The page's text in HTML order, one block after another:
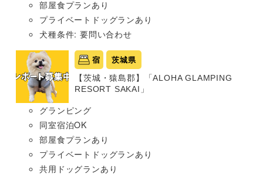
部屋食プランあり
プライベートドッグランあり
犬種条件: 要問い合わせ
宿 茨城県
【茨城・猿島郡】「ALOHA GLAMPING
RESORT SAKAI」
グランピング
同室宿泊OK
部屋食プランあり
プライベートドッグランあり
共用ドッグランあり